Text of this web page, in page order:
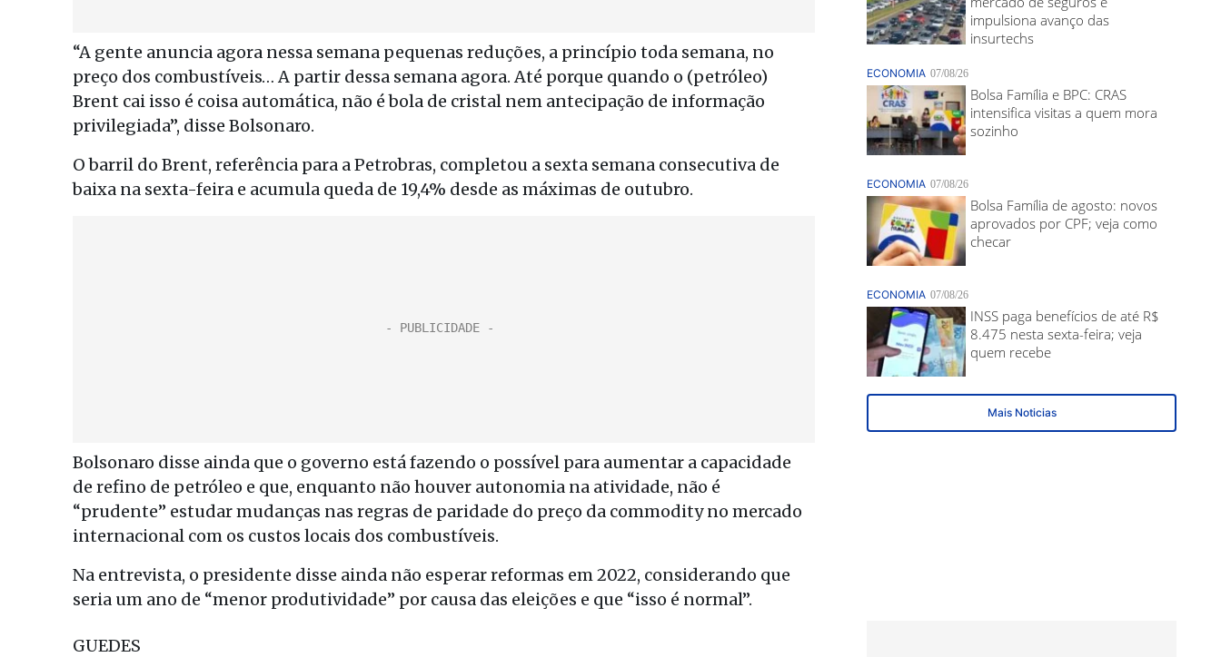
“A gente anuncia agora nessa semana pequenas reduções, a princípio toda semana, no
preço dos combustíveis… A partir dessa semana agora. Até porque quando o (petróleo)
Brent cai isso é coisa automática, não é bola de cristal nem antecipação de informação
privilegiada”, disse Bolsonaro.
O barril do Brent, referência para a Petrobras, completou a sexta semana consecutiva de
baixa na sexta-feira e acumula queda de 19,4% desde as máximas de outubro.
Bolsonaro disse ainda que o governo está fazendo o possível para aumentar a capacidade
de refino de petróleo e que, enquanto não houver autonomia na atividade, não é
“prudente” estudar mudanças nas regras de paridade do preço da commodity no mercado
internacional com os custos locais dos combustíveis.
Na entrevista, o presidente disse ainda não esperar reformas em 2022, considerando que
seria um ano de “menor produtividade” por causa das eleições e que “isso é normal”.
GUEDES